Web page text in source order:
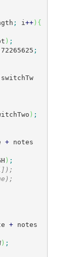
; i++) {
) ;
;
switchTw
) ;
+ notes
) ;
+ notes
) ;